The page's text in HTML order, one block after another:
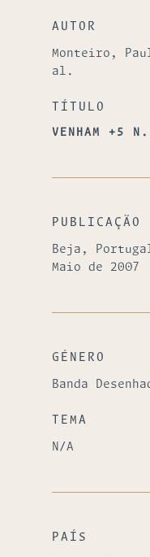
AUTOR
Monteiro,
al.
TÍTULO
VENHAM +5
PUBLICAÇÃO
Beja,
Maio de 2007
GÉNERO
Banda
TEMA
N/A
PAÍS